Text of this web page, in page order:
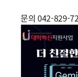
문의 042-829-